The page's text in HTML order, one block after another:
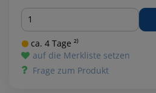
Menge
ca. 4 Tage ²⁾
auf die Merkliste setzen
Frage zum Produkt